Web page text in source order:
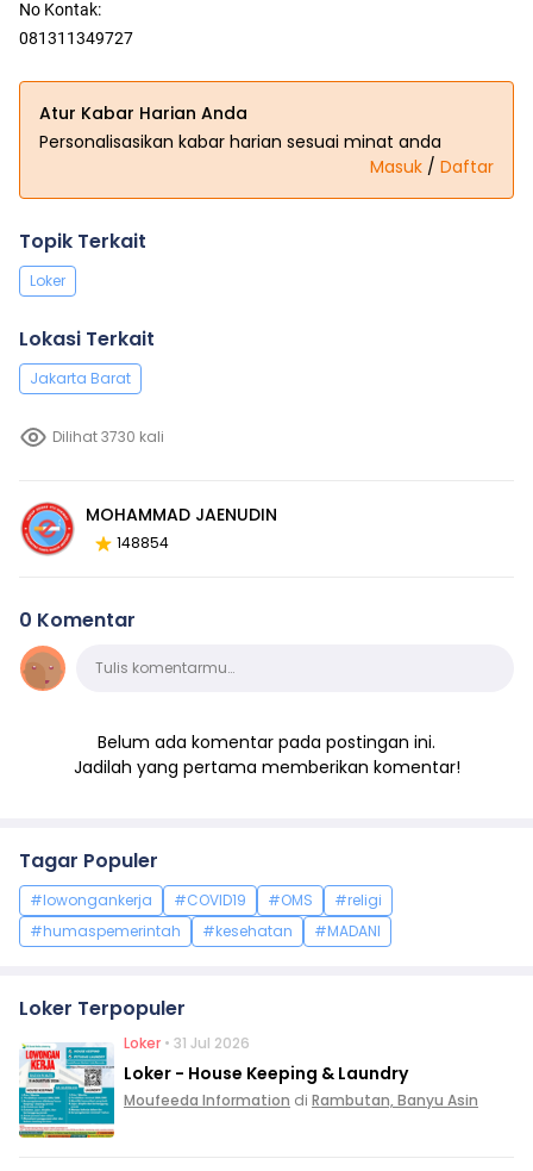
No Kontak:
081311349727
Atur Kabar Harian Anda
Personalisasikan kabar harian sesuai minat anda
Masuk / Daftar
Topik Terkait
Loker
Lokasi Terkait
Jakarta Barat
Dilihat 3730 kali
MOHAMMAD JAENUDIN
148854
0 Komentar
KomentarTulis komentarmu…
Belum ada komentar pada postingan ini.
Jadilah yang pertama memberikan komentar!
Tagar Populer
#lowongankerja #COVID19 #OMS
#religi
#humaspemerintah
#kesehatan #MADANI
Loker Terpopuler
Loker • 31 Jul 2026
Loker - House Keeping & Laundry
Moufeeda Information di Rambutan, Banyu Asin